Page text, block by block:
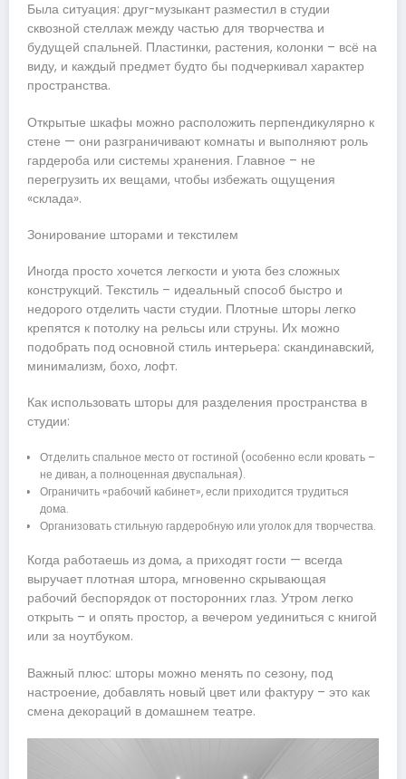
Была ситуация: друг-музыкант разместил в студии
сквозной стеллаж между частью для творчества и
будущей спальней. Пластинки, растения, колонки – всё на
виду, и каждый предмет будто бы подчеркивал характер
пространства.
Открытые шкафы можно расположить перпендикулярно к
стене — они разграничивают комнаты и выполняют роль
гардероба или системы хранения. Главное – не
перегрузить их вещами, чтобы избежать ощущения
«склада».
Зонирование шторами и текстилем
Иногда просто хочется легкости и уюта без сложных
конструкций. Текстиль – идеальный способ быстро и
недорого отделить части студии. Плотные шторы легко
крепятся к потолку на рельсы или струны. Их можно
подобрать под основной стиль интерьера: скандинавский,
минимализм, бохо, лофт.
Как использовать шторы для разделения пространства в
студии:
Отделить спальное место от гостиной (особенно если кровать –
не диван, а полноценная двуспальная).
Ограничить «рабочий кабинет», если приходится трудиться
дома.
Организовать стильную гардеробную или уголок для творчества.
Когда работаешь из дома, а приходят гости — всегда
выручает плотная штора, мгновенно скрывающая
рабочий беспорядок от посторонних глаз. Утром легко
открыть – и опять простор, а вечером уединиться с книгой
или за ноутбуком.
Важный плюс: шторы можно менять по сезону, под
настроение, добавлять новый цвет или фактуру – это как
смена декораций в домашнем театре.